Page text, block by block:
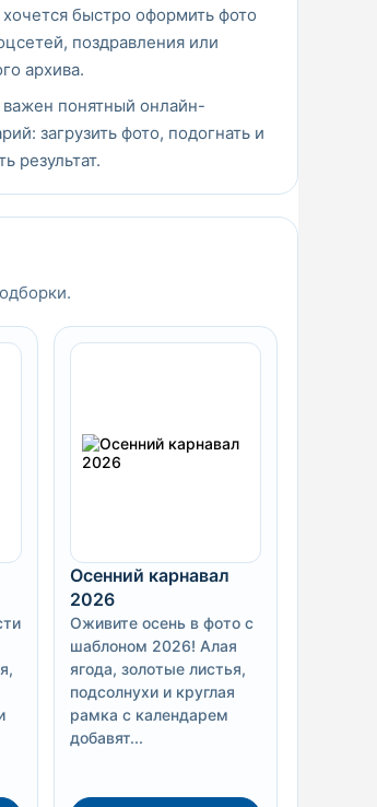
хочется быстро оформить фото
поздравления или
архива.
важен понятный онлайн-
загрузить фото, подогнать и
результат.
Осенний карнавал
2026
Оживите осень в фото с
шаблоном 2026! Алая
ягода, золотые листья,
подсолнухи и круглая
рамка с календарем
добавят...